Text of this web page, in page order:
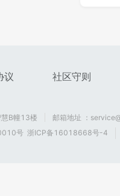
议 社区守则
B幢13楼
邮箱地址 ：
号 浙ICP备16018668号-4